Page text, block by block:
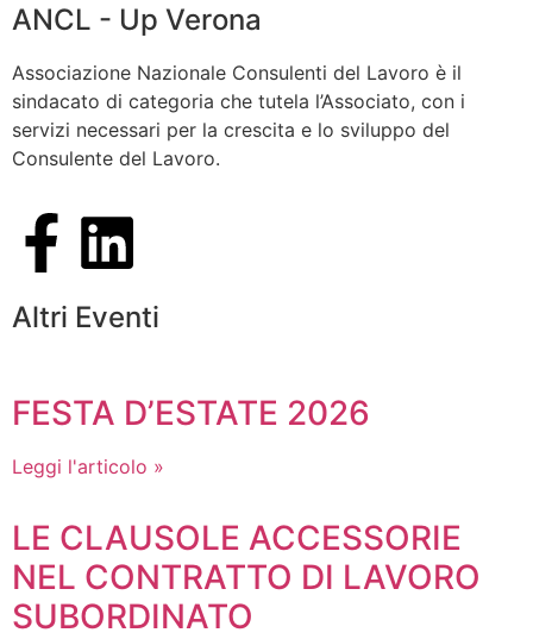
ANCL - Up Verona
Associazione Nazionale Consulenti del Lavoro è il
sindacato di categoria che tutela l’Associato, con i
servizi necessari per la crescita e lo sviluppo del
Consulente del Lavoro.
Altri Eventi
FESTA D’ESTATE 2026
Leggi l'articolo »
LE CLAUSOLE ACCESSORIE
NEL CONTRATTO DI LAVORO
SUBORDINATO